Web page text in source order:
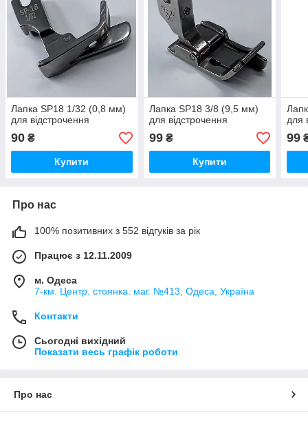
Лапка SP18 1/32 (0,8 мм)
для відстрочення
90 ₴
Купити
Лапка SP18 3/8 (9,5 мм)
для відстрочення
99₴
Купити
для
99
Про нас
100% позитивних з 552 відгуків за рік
Працює з 12.11.2009
м. Одеса
7-км. Центр. стоянка. маг. №413, Одеса, Україна
Контакти
Сьогодні вихідний
Показати весь графік роботи
Про нас